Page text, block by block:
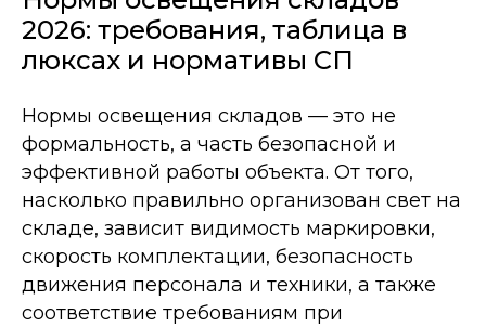
2026: требования, таблица в
люксах и нормативы СП
Нормы освещения складов — это не
формальность, а часть безопасной и
эффективной работы объекта. От того,
насколько правильно организован свет на
складе, зависит видимость маркировки,
скорость комплектации, безопасность
движения персонала и техники, а также
соответствие требованиям при